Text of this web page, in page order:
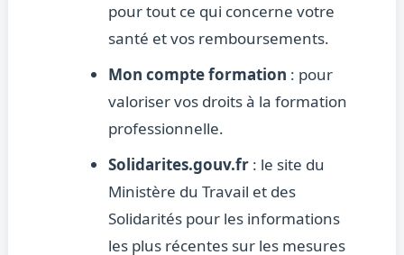
pour tout ce qui concerne votre
santé et vos remboursements.
Mon compte formation : pour
valoriser vos droits à la formation
professionnelle.
Solidarites.gouv.fr: le site du
Ministère du Travail et des
Solidarités pour les informations
les plus récentes sur les mesures